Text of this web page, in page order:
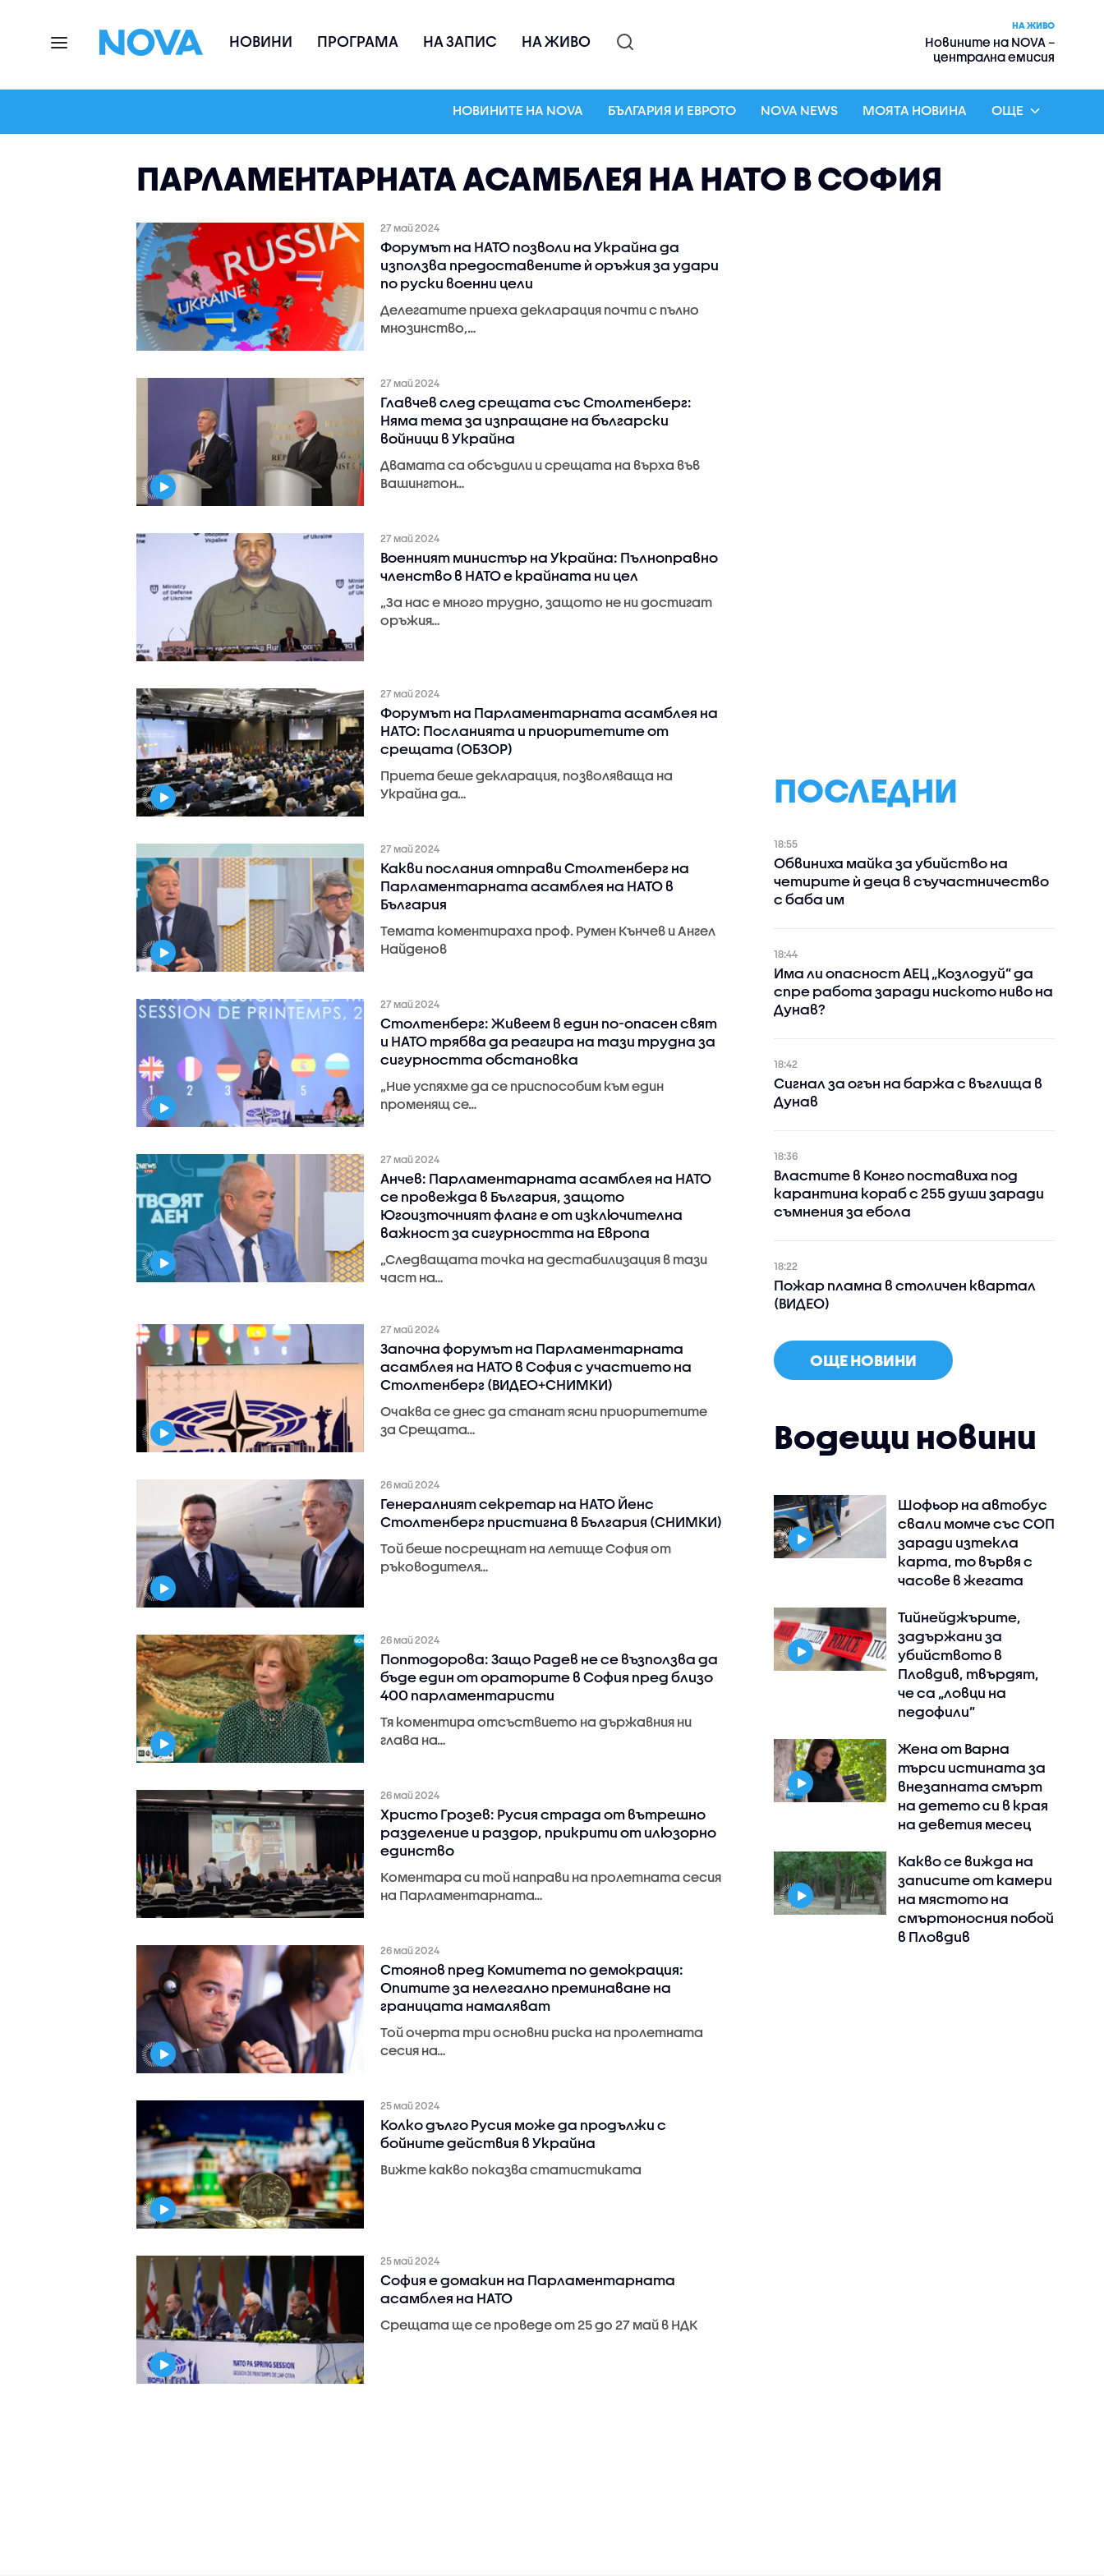
НОВИНИ ПРОГРАМА НА ЗАПИС НА ЖИВО
НА ЖИВО
Новините на NOVA –
централна емисия
НОВИНИТЕ НА NOVA БЪЛГАРИЯ И ЕВРОТО NOVA NEWS МОЯТА НОВИНА ОЩЕ
ПАРЛАМЕНТАРНАТА АСАМБЛЕЯ НА НАТО В СОФИЯ
27 май 2024
Форумът на НАТО позволи на Украйна да
използва предоставените ѝ оръжия за удари
по руски военни цели
Делегатите приеха декларация почти с пълно
мнозинство,…
27 май 2024
Главчев след срещата със Столтенберг:
Няма тема за изпращане на български
войници в Украйна
Двамата са обсъдили и срещата на върха във
Вашингтон…
27 май 2024
Военният министър на Украйна: Пълноправно
членство в НАТО е крайната ни цел
„За нас е много трудно, защото не ни достигат
оръжия…
27 май 2024
Форумът на Парламентарната асамблея на
НАТО: Посланията и приоритетите от
срещата (ОБЗОР)
Приета беше декларация, позволяваща на
Украйна да…
27 май 2024
Какви послания отправи Столтенберг на
Парламентарната асамблея на НАТО в
България
Темата коментираха проф. Румен Кънчев и Ангел
Найденов
27 май 2024
Столтенберг: Живеем в един по-опасен свят
и НАТО трябва да реагира на тази трудна за
сигурността обстановка
„Ние успяхме да се приспособим към един
променящ се…
27 май 2024
Анчев: Парламентарната асамблея на НАТО
се провежда в България, защото
Югоизточният фланг е от изключителна
важност за сигурността на Европа
„Следващата точка на дестабилизация в тази
част на…
27 май 2024
Започна форумът на Парламентарната
асамблея на НАТО в София с участието на
Столтенберг (ВИДЕО+СНИМКИ)
Очаква се днес да станат ясни приоритетите
за Срещата…
26 май 2024
Генералният секретар на НАТО Йенс
Столтенберг пристигна в България (СНИМКИ)
Той беше посрещнат на летище София от
ръководителя…
26 май 2024
Поптодорова: Защо Радев не се възползва да
бъде един от ораторите в София пред близо
400 парламентаристи
Тя коментира отсъствието на държавния ни
глава на…
26 май 2024
Христо Грозев: Русия страда от вътрешно
разделение и раздор, прикрити от илюзорно
единство
Коментара си той направи на пролетната сесия
на Парламентарната…
26 май 2024
Стоянов пред Комитета по демокрация:
Опитите за нелегално преминаване на
границата намаляват
Той очерта три основни риска на пролетната
сесия на…
25 май 2024
Колко дълго Русия може да продължи с
бойните действия в Украйна
Вижте какво показва статистиката
25 май 2024
София е домакин на Парламентарната
асамблея на НАТО
Срещата ще се проведе от 25 до 27 май в НДК
ПОСЛЕДНИ
18:55
Обвиниха майка за убийство на
четирите ѝ деца в съучастничество
с баба им
18:44
Има ли опасност АЕЦ „Козлодуй” да
спре работа заради ниското ниво на
Дунав?
18:42
Сигнал за огън на баржа с въглища в
Дунав
18:36
Властите в Конго поставиха под
карантина кораб с 255 души заради
съмнения за ебола
18:22
Пожар пламна в столичен квартал
(ВИДЕО)
ОЩЕ НОВИНИ
Водещи новини
Шофьор на автобус
свали момче със СОП
заради изтекла
карта, то вървя с
часове в жегата
Тийнейджърите,
задържани за
убийството в
Пловдив, твърдят,
че са „ловци на
педофили”
Жена от Варна
търси истината за
внезапната смърт
на детето си в края
на деветия месец
Какво се вижда на
записите от камери
на мястото на
смъртоносния побой
в Пловдив